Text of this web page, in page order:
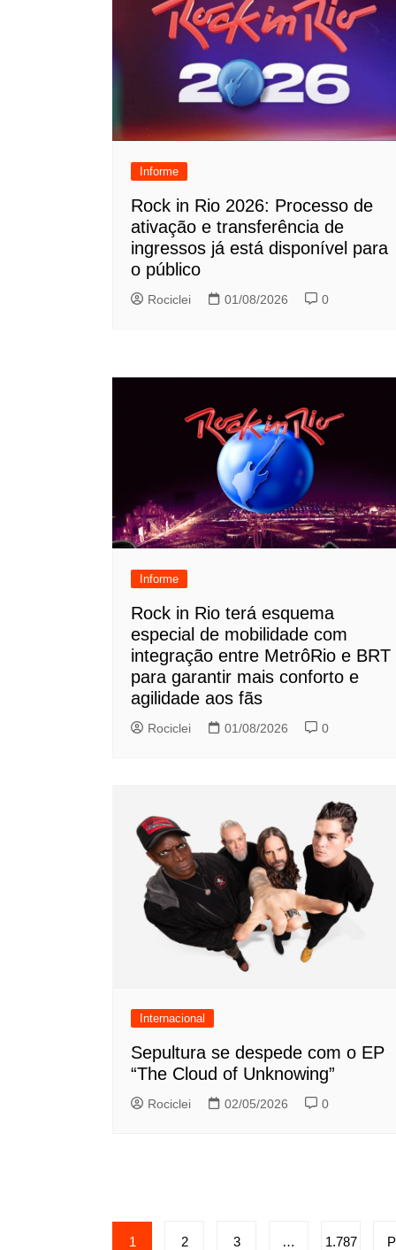
Informe
Rock in Rio 2026: Processo de
ativação e transferência de
ingressos já está disponível para
o público
Rociclei 01/08/2026 0
Informe
Rock in Rio terá esquema
especial de mobilidade com
integração entre MetrôRio e BRT
para garantir mais conforto e
agilidade aos fãs
Rociclei 01/08/2026 0
Internacional
Sepultura se despede com o EP
“The Cloud of Unknowing”
Rociclei 02/05/2026 0
Paginação
1 2 3 … 1.787